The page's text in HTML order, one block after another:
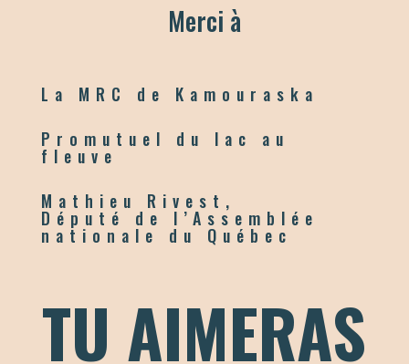
Merci à
La MRC de Kamouraska
Promutuel du lac au
fleuve
Mathieu Rivest,
Député de l’Assemblée
nationale du Québec
TU AIMERAS